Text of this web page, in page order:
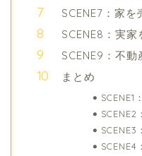
SCENE7：家を
SCENE8：実
SCENE9：不動
まとめ
SCENE1
SCENE3
SCENE4